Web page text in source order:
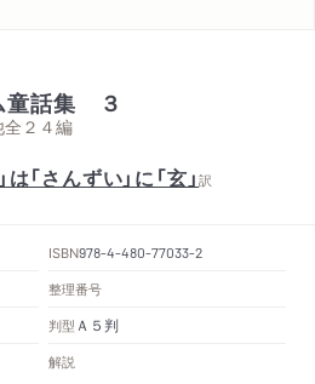
童話集 ３
２４編
「さんずい」に「玄」訳
ISBN978-4-480-77033-2
整理番号
判型 Ａ５判
解説